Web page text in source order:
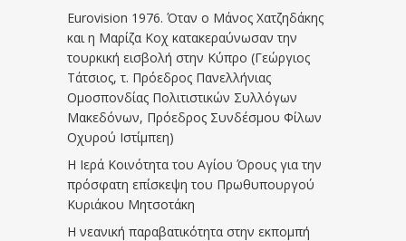
Eurovision 1976. Όταν ο Μάνος Χατζηδάκης
και η Μαρίζα Κοχ κατακεραύνωσαν την
τουρκική εισβολή στην Κύπρο (Γεώργιος
Τάτσιος, τ. Πρόεδρος Πανελλήνιας
Ομοσπονδίας Πολιτιστικών Συλλόγων
Μακεδόνων, Πρόεδρος Συνδέσμου Φίλων
Οχυρού Ιστίμπεη)
Η Ιερά Κοινότητα του Αγίου Όρους για την
πρόσφατη επίσκεψη του Πρωθυπουργού
Κυριάκου Μητσοτάκη
Η νεανική παραβατικότητα στην εκπομπή